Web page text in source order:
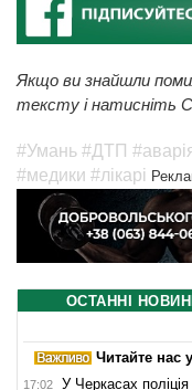
Якщо ви знайшли
тексту і натисніть
#Умань #ДТП
#медики #лікарі
ОСТАННІ
Читайте нас
17:02
У Черкасах